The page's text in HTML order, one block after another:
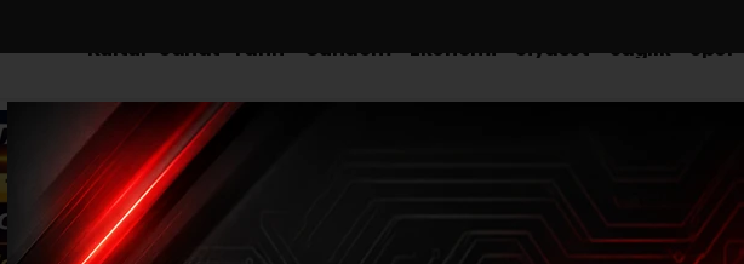
Kültür-Sanat-Tarih Gündem Ekonomi Siyaset Sağlık Spor